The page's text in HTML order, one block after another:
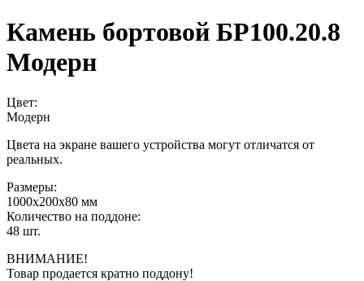
Камень бортовой БР100.20.8
Модерн
Цвет:
Модерн
Цвета на экране вашего устройства могут отличатся от
реальных.
Размеры:
1000х200х80 мм
Количество на поддоне:
48 шт.
ВНИМАНИЕ!
Товар продается кратно поддону!